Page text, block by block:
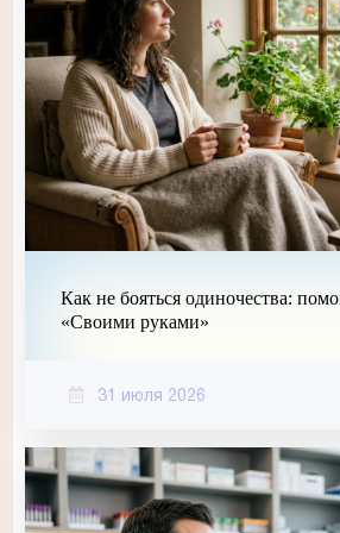
Как не бояться одиночества:
«Своими руками»
31 июля 2026